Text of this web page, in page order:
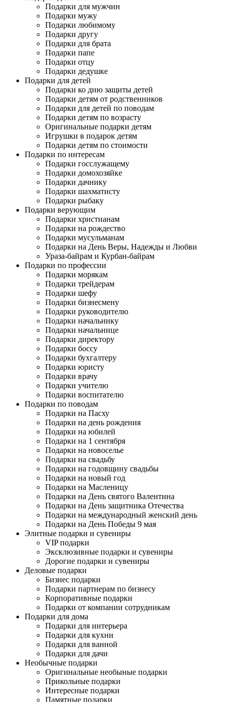
Подарки для мужчин
Подарки мужу
Подарки любимому
Подарки другу
Подарки для брата
Подарки папе
Подарки отцу
Подарки дедушке
Подарки для детей
Подарки ко дню защиты детей
Подарки детям от родственников
Подарки для детей по поводам
Подарки детям по возрасту
Оригинальные подарки детям
Игрушки в подарок детям
Подарки детям по стоимости
Подарки по интересам
Подарки госслужащему
Подарки домохозяйке
Подарки дачнику
Подарки шахматисту
Подарки рыбаку
Подарки верующим
Подарки христианам
Подарки на рождество
Подарки мусульманам
Подарки на День Веры, Надежды и Любви
Ураза-байрам и Курбан-байрам
Подарки по профессии
Подарки морякам
Подарки трейдерам
Подарки шефу
Подарки бизнесмену
Подарки руководителю
Подарки начальнику
Подарки начальнице
Подарки директору
Подарки боссу
Подарки бухгалтеру
Подарки юристу
Подарки врачу
Подарки учителю
Подарки воспитателю
Подарки по поводам
Подарки на Пасху
Подарки на день рождения
Подарки на юбилей
Подарки на 1 сентября
Подарки на новоселье
Подарки на свадьбу
Подарки на годовщину свадьбы
Подарки на новый год
Подарки на Масленицу
Подарки на День святого Валентина
Подарки на День защитника Отечества
Подарки на международный женский день
Подарки на День Победы 9 мая
Элитные подарки и сувениры
VIP подарки
Эксклюзивные подарки и сувениры
Дорогие подарки и сувениры
Деловые подарки
Бизнес подарки
Подарки партнерам по бизнесу
Корпоративные подарки
Подарки от компании сотрудникам
Подарки для дома
Подарки для интерьера
Подарки для кухни
Подарки для ванной
Подарки для дачи
Необычные подарки
Оригинальные необыные подарки
Прикольные подарки
Интересные подарки
Памятные подарки